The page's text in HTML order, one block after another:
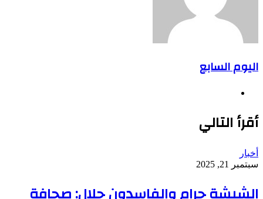
اليوم السابع
أقرأ التالي
أخبار
سبتمبر 21, 2025